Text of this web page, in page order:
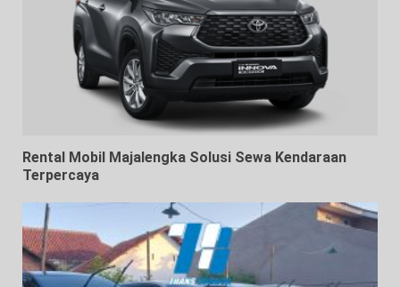
Rental Mobil Majalengka Solusi Sewa Kendaraan
Terpercaya